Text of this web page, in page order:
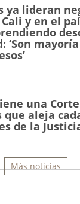
ya lideran
y en el
‘Son
una
que aleja
de la
Más noticias